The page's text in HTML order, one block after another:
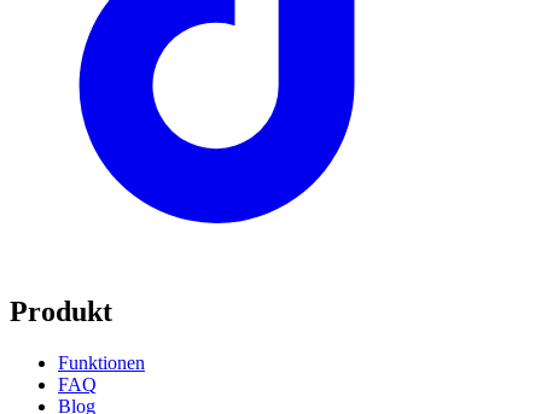
Produkt
Funktionen
FAQ
Blog